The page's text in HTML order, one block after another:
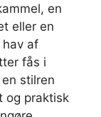
en
eller en
af
fås i
stilren
og praktisk